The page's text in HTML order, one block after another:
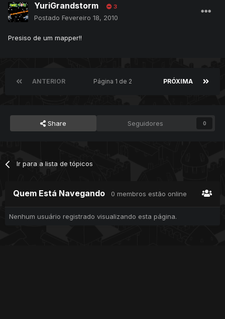
YuriGrandstorm 3
Postado Fevereiro 18, 2010
Presiso de um mapper!!
ANTERIOR PRÓXIMA
Página 1 de 2
Share Seguidores 0
Ir para a lista de tópicos
Quem Está Navegando 0 membros estão online
Nenhum usuário registrado visualizando esta página.